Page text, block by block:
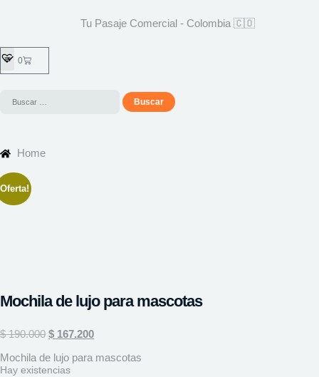
Tu Pasaje Comercial - Colombia 🇨🇴
0
Home
Mochila de lujo para mascotas
$190.000 $ 167.200
Mochila de lujo para mascotas
Hay existencias